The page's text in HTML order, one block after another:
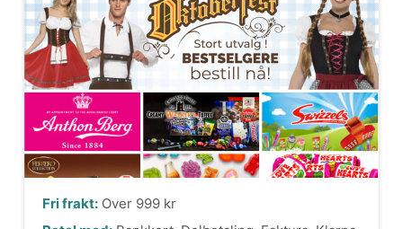
Fri frakt: Over 999 kr